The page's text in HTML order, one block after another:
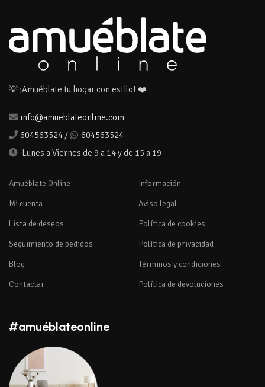
💡 ¡Amuéblate tu hogar con estilo! ❤️
info@amueblateonline.com
604563524 /
604563524
Lunes a Viernes de 9 a 14 y de 15 a 19
Amuéblate Online
Mi cuenta
Lista de deseos
Seguimiento de pedidos
Blog
Contactar
Información
Aviso legal
Política de cookies
Política de privacidad
Términos y condiciones
Política de devoluciones
#amuéblateonline